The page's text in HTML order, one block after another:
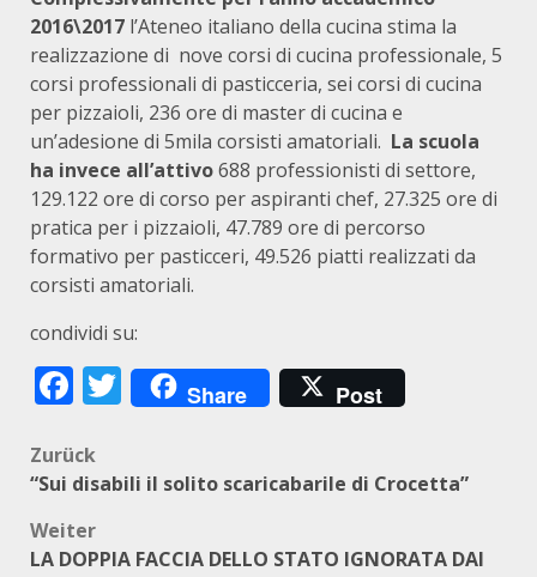
2016\2017 l’Ateneo italiano della cucina stima la
realizzazione di nove corsi di cucina professionale, 5
corsi professionali di pasticceria, sei corsi di cucina
per pizzaioli, 236 ore di master di cucina e
un’adesione di 5mila corsisti amatoriali. La scuola
ha invece all’attivo688 professionisti di settore,
129.122 ore di corso per aspiranti chef, 27.325 ore di
pratica per i pizzaioli, 47.789 ore di percorso
formativo per pasticceri, 49.526 piatti realizzati da
corsisti amatoriali.
condividi su:
Facebook
Twitter
Share Post
Beitragsnavigation
Zurück
“Sui disabili il solito scaricabarile di Crocetta”
Weiter
LA DOPPIA FACCIA DELLO STATO IGNORATA DAI